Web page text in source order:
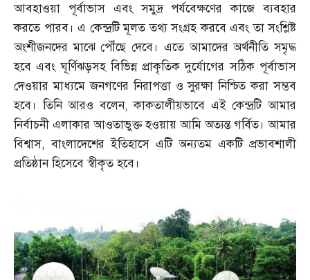
আবহাওয়া পূর্বাভাস এবং সমুদ্র পর্যবেক্ষণের কাজে ব্যবহার
করতে পারব। এ কেন্দ্রটি মূলত তথ্য সংগ্রহ করবে এবং তা সংশ্লিষ্ট
অংশীজনদের মাঝে পৌঁছে দেবে। এতে আমাদের অর্থনীতি সমৃদ্ধ
হবে এবং ঘূর্ণিঝড়সহ বিভিন্ন প্রাকৃতিক দুর্যোগের সঠিক পূর্বাভাস
দেওয়ার মাধ্যমে জনগণের নিরাপত্তা ও সুরক্ষা নিশ্চিত করা সম্ভব
হবে। তিনি আরও বলেন,কাকতালীয়ভাবে এই কেন্দ্রটি আমার
নির্বাচনী এলাকার আওতাভুক্ত হওয়ায় আমি অত্যন্ত গর্বিত। আমার
বিশ্বাস,বাংলাদেশের ইতিহাসে এটি অন্যতম একটি প্রভাবশালী
প্রতিষ্ঠান হিসেবে স্বীকৃত হবে।